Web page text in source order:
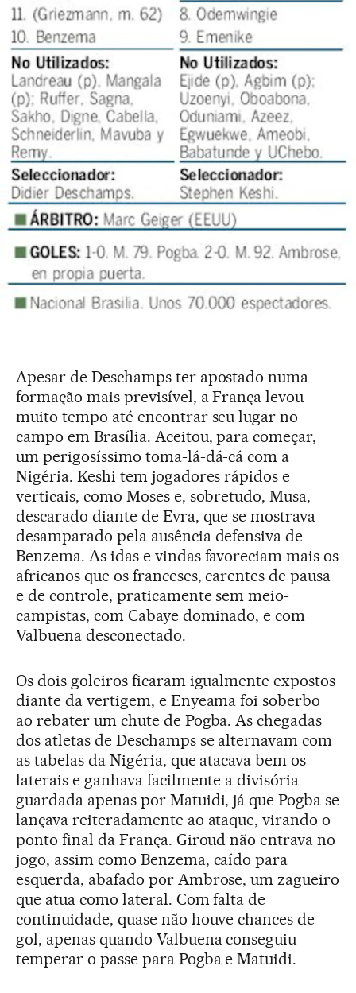
Apesar de Deschamps ter apostado numa
formação mais previsível, a França levou
muito tempo até encontrar seu lugar no
campo em Brasília. Aceitou, para começar,
um perigosíssimo toma-lá-dá-cá com a
Nigéria. Keshi tem jogadores rápidos e
verticais, como Moses e, sobretudo, Musa,
descarado diante de Evra, que se mostrava
desamparado pela ausência defensiva de
Benzema. As idas e vindas favoreciam mais os
africanos que os franceses, carentes de pausa
e de controle, praticamente sem meio-
campistas, com Cabaye dominado, e com
Valbuena desconectado.
Os dois goleiros ficaram igualmente expostos
diante da vertigem, e Enyeama foi soberbo
ao rebater um chute de Pogba. As chegadas
dos atletas de Deschamps se alternavam com
as tabelas da Nigéria, que atacava bem os
laterais e ganhava facilmente a divisória
guardada apenas por Matuidi, já que Pogba se
lançava reiteradamente ao ataque, virando o
ponto final da França. Giroud não entrava no
jogo, assim como Benzema, caído para
esquerda, abafado por Ambrose, um zagueiro
que atua como lateral. Com falta de
continuidade, quase não houve chances de
gol, apenas quando Valbuena conseguiu
temperar o passe para Pogba e Matuidi.